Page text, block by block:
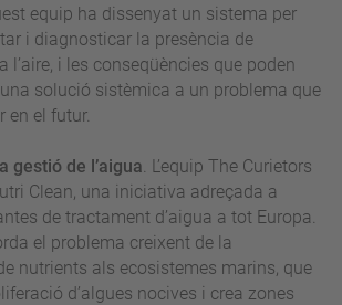
equip ha dissenyat un sistema per
i diagnosticar la presència de
l’aire, i les conseqüències que poden
solució sistèmica a un problema que
en el futur.
gestió de l’aigua . L’equip The Curietors
Clean, una iniciativa adreçada a
de tractament d’aigua a tot Europa.
el problema creixent de la
nutrients als ecosistemes marins, que
d’algues nocives i crea zones